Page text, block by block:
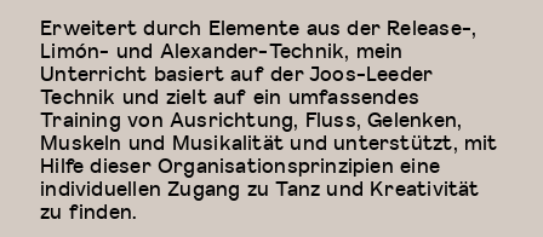
Erweitert durch Elemente aus der Release-,
Limón- und Alexander-Technik, mein
Unterricht basiert auf der Joos-Leeder
Technik und zielt auf ein umfassendes
Training von Ausrichtung, Fluss, Gelenken,
Muskeln und Musikalität und unterstützt, mit
Hilfe dieser Organisationsprinzipien eine
individuellen Zugang zu Tanz und Kreativität
zu finden.